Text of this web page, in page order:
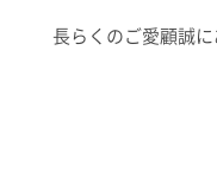
長らくのご愛顧誠に